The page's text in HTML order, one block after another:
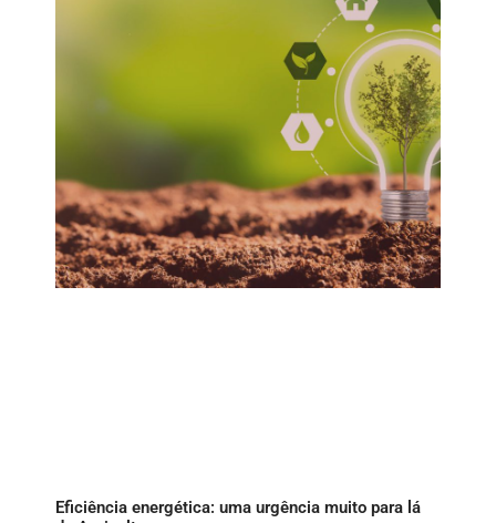
Eficiência energética: uma urgência muito para lá